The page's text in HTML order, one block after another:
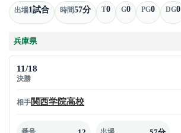
出場1試合 時間57分 T0 G0 PG0 DG0
兵庫県
11/18
決勝
相手関西学院高校